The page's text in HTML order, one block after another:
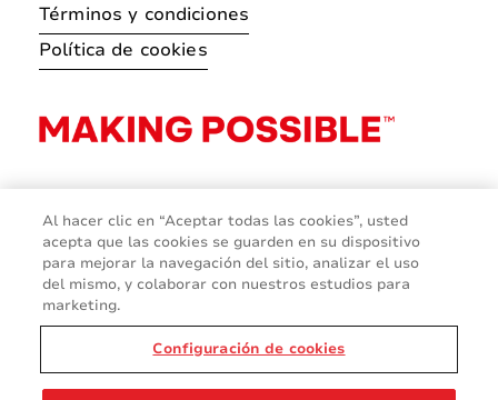
Términos y condiciones
Política de cookies
© 2026 Avery Dennison Corporation
Al hacer clic en “Aceptar todas las cookies”, usted
acepta que las cookies se guarden en su dispositivo
para mejorar la navegación del sitio, analizar el uso
del mismo, y colaborar con nuestros estudios para
marketing.
Configuración de cookies